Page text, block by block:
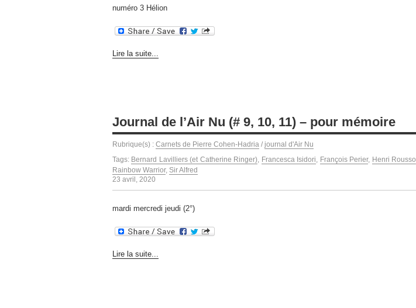
numéro 3 Hélion
Lire la suite...
Journal de l’Air Nu (# 9, 10, 11) – pour mémoire
Rubrique(s) : Carnets de Pierre Cohen-Hadria / journal d'Air Nu
Tags: Bernard Lavilliers (et Catherine Ringer) Francesca Isidori François Perier, Henri Rousso
Rainbow Warrior, Sir Alfred
23 avril, 2020
mardi mercredi jeudi (2°)
Lire la suite...